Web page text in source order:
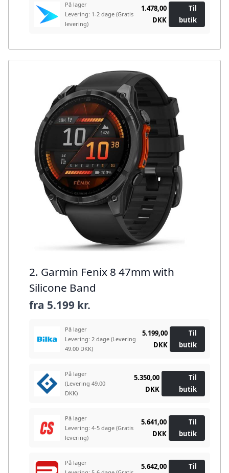
På lager
Levering: 1-2 dage (Gratis
levering)
1.478,00
DKK
Til
butik
2. Garmin Fenix 8 47mm with
Silicone Band
fra 5.199 kr.
På lager
Levering: 2 dage (Levering
49.00 DKK)
5.199,00
DKK
Til
butik
På lager
(Levering 49.00
DKK)
5.350,00
DKK
Til
butik
På lager
Levering: 4-5 dage (Gratis
levering)
5.641,00
DKK
Til
butik
På lager
5.642,00
Til